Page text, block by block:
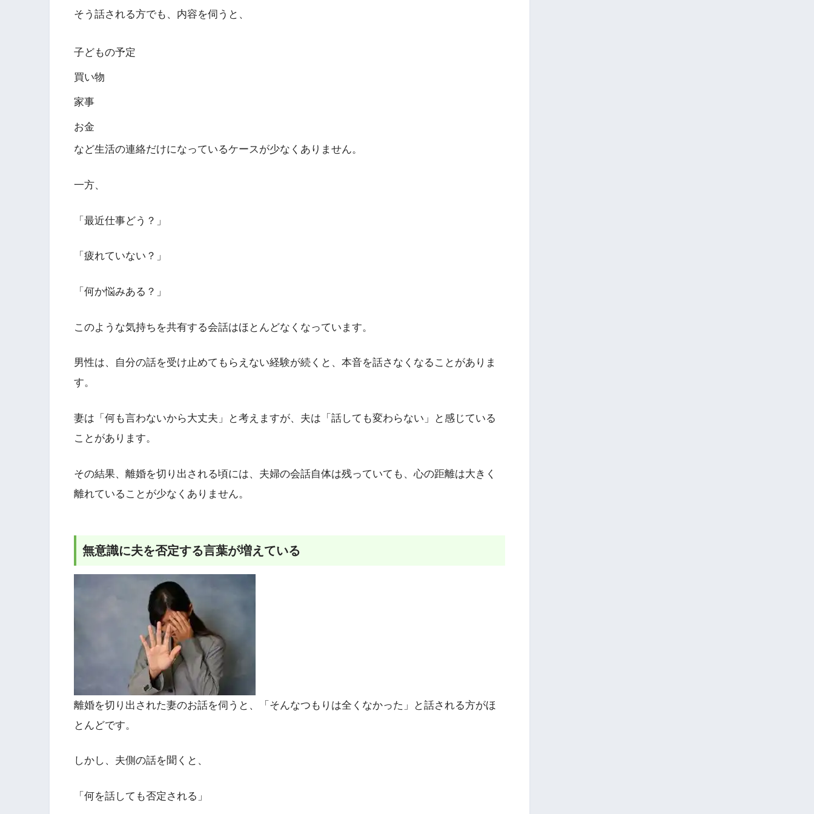
そう話される方でも、内容を伺うと、
子どもの予定
買い物
家事
お金
など生活の連絡だけになっているケースが少なくありません。
一方、
「最近仕事どう？」
「疲れていない？」
「何か悩みある？」
このような気持ちを共有する会話はほとんどなくなっています。
男性は、自分の話を受け止めてもらえない経験が続くと、本音を話さなくなることがありま
す。
妻は「何も言わないから大丈夫」と考えますが、夫は「話しても変わらない」と感じている
ことがあります。
その結果、離婚を切り出される頃には、夫婦の会話自体は残っていても、心の距離は大きく
離れていることが少なくありません。
無意識に夫を否定する言葉が増えている
離婚を切り出された妻のお話を伺うと、「そんなつもりは全くなかった」と話される方がほ
とんどです。
しかし、夫側の話を聞くと、
「何を話しても否定される」